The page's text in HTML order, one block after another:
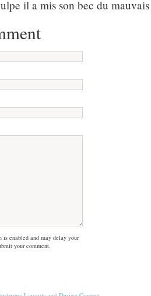
il a mis son bec du
is enabled and may delay your
your comment.